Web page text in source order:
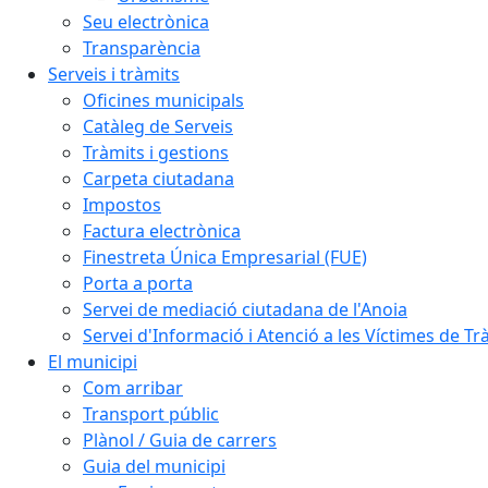
Seu electrònica
Transparència
Serveis i tràmits
Oficines municipals
Catàleg de Serveis
Tràmits i gestions
Carpeta ciutadana
Impostos
Factura electrònica
Finestreta Única Empresarial (FUE)
Porta a porta
Servei de mediació ciutadana de l'Anoia
Servei d'Informació i Atenció a les Víctimes de
El municipi
Com arribar
Transport públic
Plànol / Guia de carrers
Guia del municipi